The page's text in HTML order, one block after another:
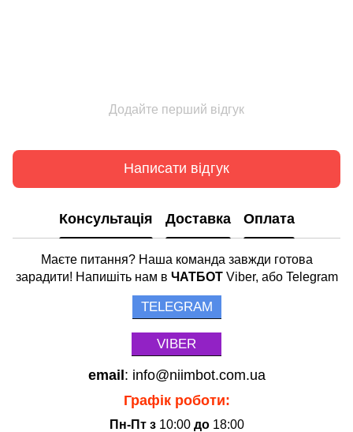
Додайте перший відгук
Написати відгук
Консультація Доставка Оплата
Маєте питання? Наша команда завжди готова
зарадити! Напишіть нам в ЧАТБОТViber, або Telegram
TELEGRAM
VIBER
email: info@niimbot.com.ua
Графік роботи:
Пн-Пт з 10:00до 18:00